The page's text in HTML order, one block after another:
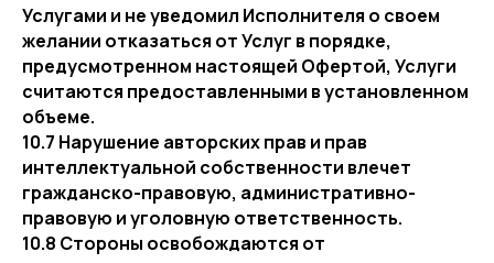
Услугами и не уведомил Исполнителя о своем
желании отказаться от Услуг в порядке,
предусмотренном настоящей Офертой, Услуги
считаются предоставленными в установленном
объеме.
10.7 Нарушение авторских прав и прав
интеллектуальной собственности влечет
гражданско-правовую, административно-
правовую и уголовную ответственность.
10.8 Стороны освобождаются от